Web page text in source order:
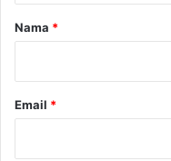
r
Nama *
Email *